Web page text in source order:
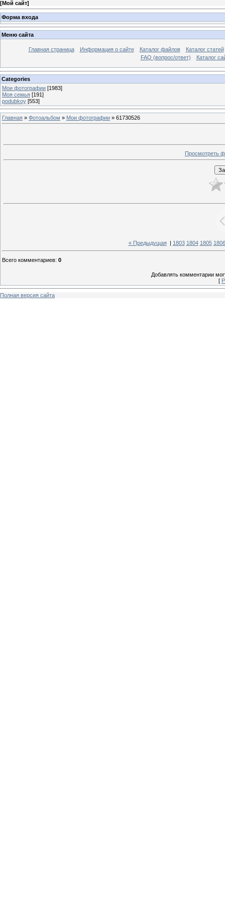
[Мой сайт]
Форма входа
Меню сайта
Главная страница Информация о сайте Каталог файлов
Каталог статей
FAQ (вопрос/ответ)
Каталог
Categories
Мои фотографии [1983]
Моя семья [191]
podubkoy [553]
Главная » Фотоальбом » Мои фотографии » 61730526
Просмотреть
« Предыдущая| 1803 1804 1805 1806
Всего комментариев: 0
Добавлять комментарии
[
Полная версия сайта